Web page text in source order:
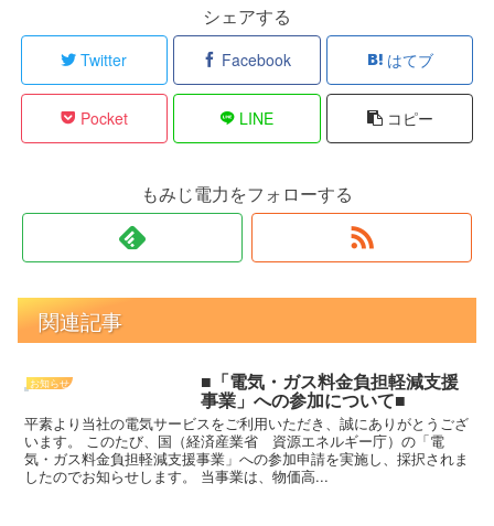
シェアする
Twitter Facebook はてブ
Pocket LINE コピー
もみじ電力をフォローする
関連記事
お知らせ ■「電気・ガス料金負担軽減支援
事業」への参加について■
平素より当社の電気サービスをご利用いただき、誠にありがとうござ
います。 このたび、国（経済産業省 資源エネルギー庁）の「電
気・ガス料金負担軽減支援事業」への参加申請を実施し、採択されま
したのでお知らせします。 当事業は、物価高...